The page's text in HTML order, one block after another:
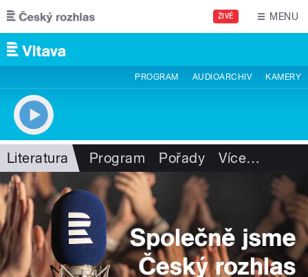
Přejít k hlavnímu obsahu
ŽIVĚ MENU
PROGRAM AUDIOARCHIV KAMERY
Literatura Program Pořady Více…